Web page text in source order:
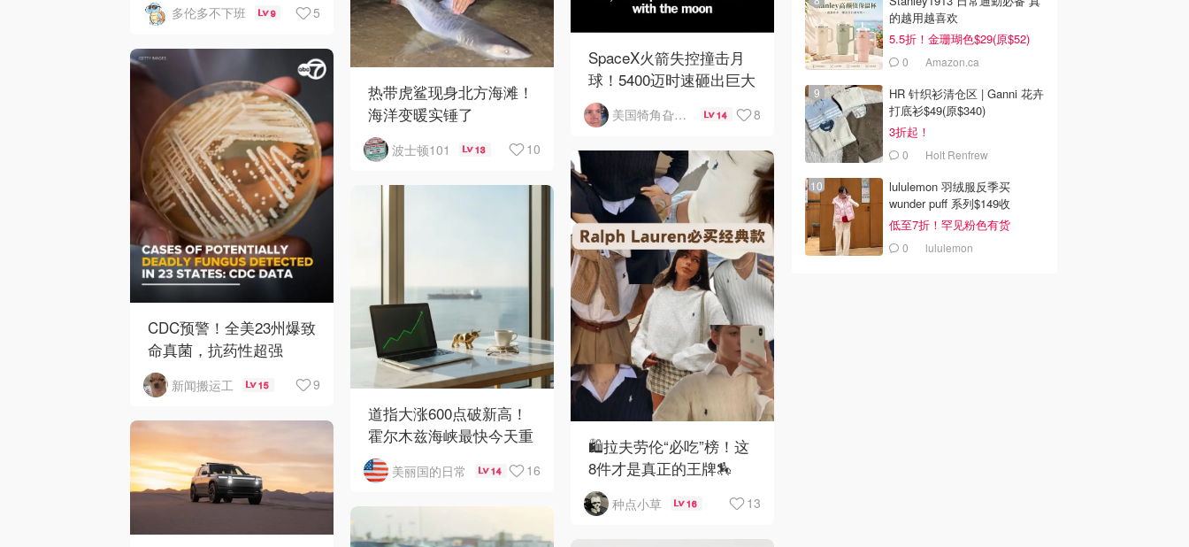
多伦多不下班 9 5
热带虎鲨现身北方海滩！
海洋变暖实锤了
波士顿101 13 10
SpaceX火箭失控撞击月
球！5400迈时速砸出巨大
陨石坑
美国犄角旮旯新鲜事 14 8
CDC预警！全美23州爆致
命真菌，抗药性超强
新闻搬运工 15 9
🛍️拉夫劳伦“必吃”榜！这
8件才是真正的王牌🏇
种点小草 16 13
道指大涨600点破新高！
霍尔木兹海峡最快今天重
开
美丽国的日常 14 16
的越用越喜欢
5.5折！金珊瑚色$29(原$52)
0 Amazon.ca
HR 针织衫清仓区 | Ganni 花卉
打底衫$49(原$340)
3折起！
0 Holt Renfrew
lululemon 羽绒服反季买
wunder puff 系列$149收
低至7折！罕见粉色有货
0 lululemon